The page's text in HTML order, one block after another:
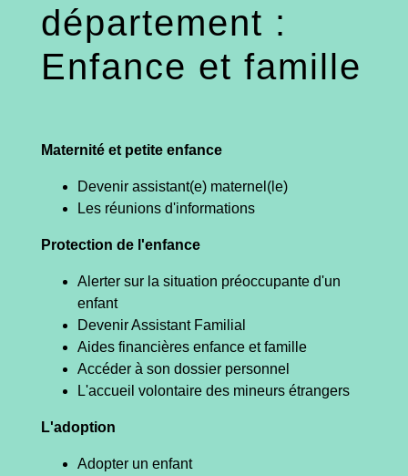
département :
Enfance et famille
Maternité et petite enfance
Devenir assistant(e) maternel(le)
Les réunions d'informations
Protection de l'enfance
Alerter sur la situation préoccupante d'un
enfant
Devenir Assistant Familial
Aides financières enfance et famille
Accéder à son dossier personnel
L'accueil volontaire des mineurs étrangers
L'adoption
Adopter un enfant